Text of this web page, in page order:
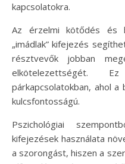
kapcsolatokra.
Az érzelmi kötődés és
„imádlak” kifejezés
résztvevők jobban
elkötelezettségét.
párkapcsolatokban, ahol
kulcsfontosságú.
Pszichológiai
kifejezések használata
a szorongást, hiszen a